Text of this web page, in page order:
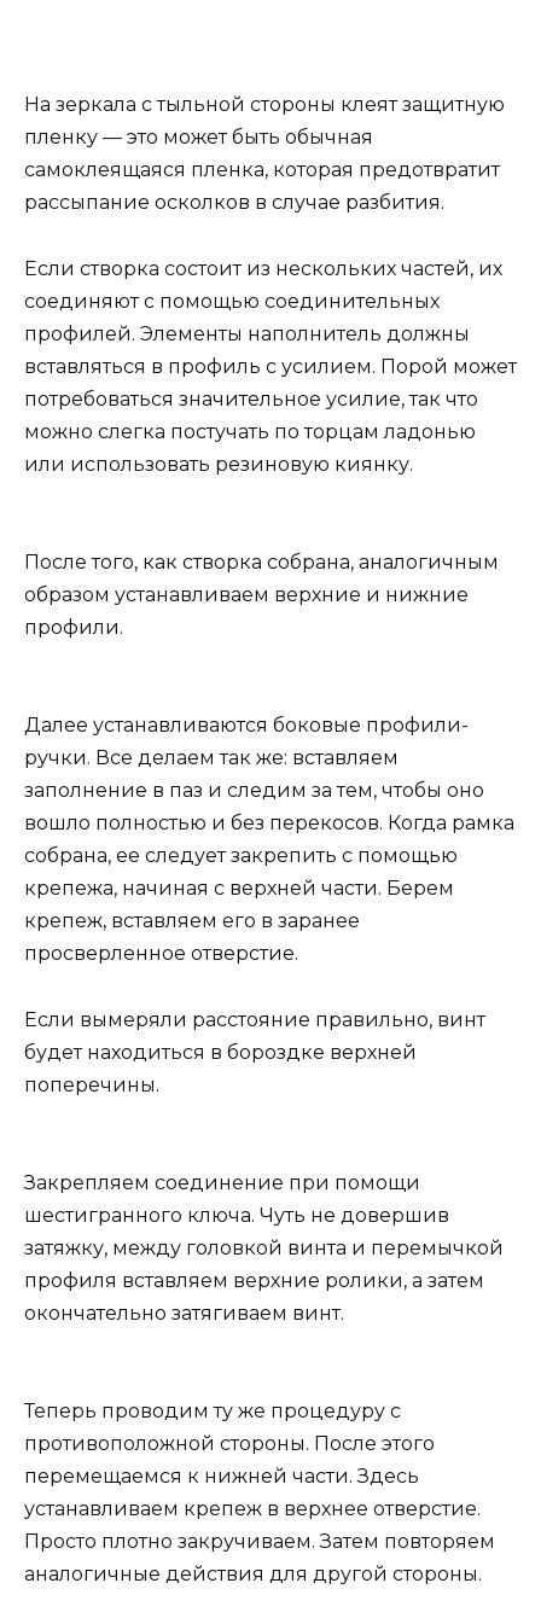
На зеркала с тыльной стороны клеят защитную
пленку — это может быть обычная
самоклеящаяся пленка, которая предотвратит
рассыпание осколков в случае разбития.
Если створка состоит из нескольких частей, их
соединяют с помощью соединительных
профилей. Элементы наполнитель должны
вставляться в профиль с усилием. Порой может
потребоваться значительное усилие, так что
можно слегка постучать по торцам ладонью
или использовать резиновую киянку.
После того, как створка собрана, аналогичным
образом устанавливаем верхние и нижние
профили.
Далее устанавливаются боковые профили-
ручки. Все делаем так же: вставляем
заполнение в паз и следим за тем, чтобы оно
вошло полностью и без перекосов. Когда рамка
собрана, ее следует закрепить с помощью
крепежа, начиная с верхней части. Берем
крепеж, вставляем его в заранее
просверленное отверстие.
Если вымеряли расстояние правильно, винт
будет находиться в бороздке верхней
поперечины.
Закрепляем соединение при помощи
шестигранного ключа. Чуть не довершив
затяжку, между головкой винта и перемычкой
профиля вставляем верхние ролики, а затем
окончательно затягиваем винт.
Теперь проводим ту же процедуру с
противоположной стороны. После этого
перемещаемся к нижней части. Здесь
устанавливаем крепеж в верхнее отверстие.
Просто плотно закручиваем. Затем повторяем
аналогичные действия для другой стороны.